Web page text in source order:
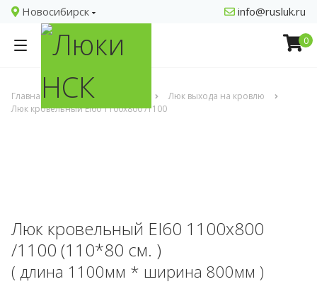
Новосибирск info@rusluk.ru
0
Главная Люки кровельные
Люк выхода на кровлю
Люк кровельный EI60 1100x800 /1100
Люк кровельный EI60 1100x800
/1100 (110*80 см. )
( длина 1100мм * ширина 800мм )